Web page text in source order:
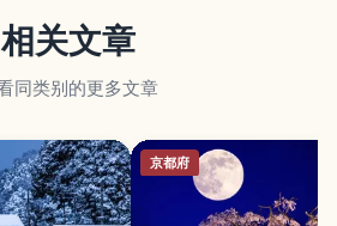
相关文章
同类别的更多文章
京都府